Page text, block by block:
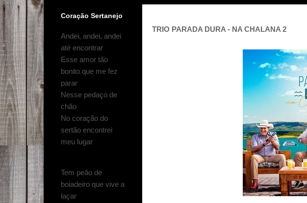
TRIO PARADA DURA - NA CHALANA 2
Coração Sertanejo
Andei, andei, andei
até encontrar
Esse amor tão
bonito que me fez
parar
Nesse pedaço de
chão
No coração do
sertão encontrei
meu lugar
Tem peão de
boiadeiro que vive a
laçar